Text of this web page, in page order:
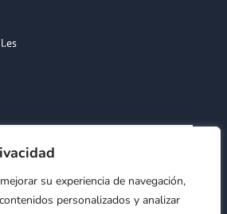
su experiencia de navegación,
personalizados y analizar